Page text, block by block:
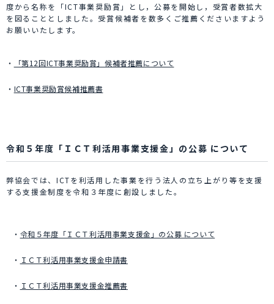
度から名称を「ICT事業奨励賞」とし，公募を開始し，受賞者数拡大
を図ることとしました。受賞候補者を数多くご推薦くださいますよう
お願いいたします。
・ 「第12回ICT事業奨励賞」候補者推薦について
・ ICT事業奨励賞候補推薦書
令和５年度「ＩＣＴ利活用事業支援金」の公募 について
弊協会では、ICTを利活用した事業を行う法人の立ち上がり等を支援
する支援金制度を令和３年度に創設しました。
・ 令和５年度「ＩＣＴ利活用事業支援金」の公募 について
・ ＩＣＴ利活用事業支援金申請書
・ ＩＣＴ利活用事業支援金推薦書